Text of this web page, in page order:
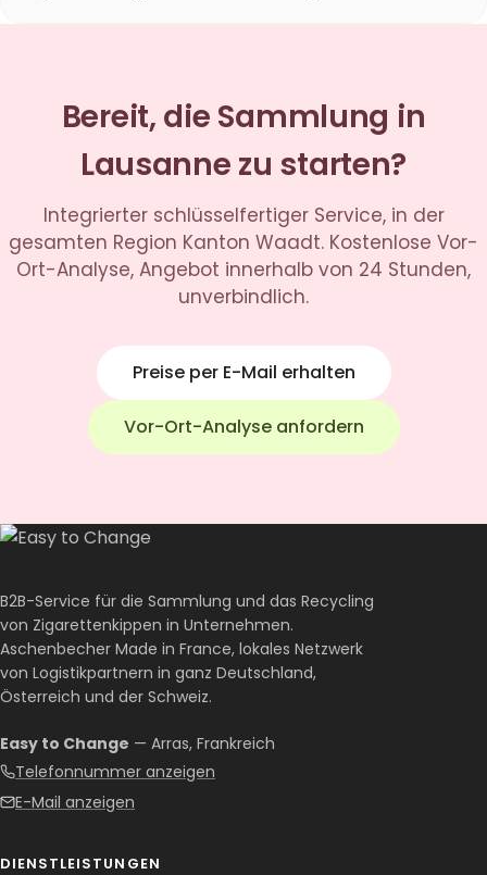
Bereit, die Sammlung in
Lausanne zu starten?
Integrierter schlüsselfertiger Service, in der
gesamten Region Kanton Waadt. Kostenlose Vor-
Ort-Analyse, Angebot innerhalb von 24 Stunden,
unverbindlich.
Preise per E-Mail erhalten
Vor-Ort-Analyse anfordern
B2B-Service für die Sammlung und das Recycling
von Zigarettenkippen in Unternehmen.
Aschenbecher Made in France, lokales Netzwerk
von Logistikpartnern in ganz Deutschland,
Österreich und der Schweiz.
Easy to Change — Arras, Frankreich
Telefonnummer anzeigen
E-Mail anzeigen
DIENSTLEISTUNGEN